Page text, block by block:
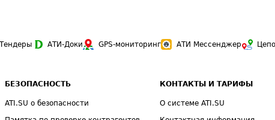
Тендеры АТИ-Доки GPS-мониторинг АТИ Мессенджер
БЕЗОПАСНОСТЬ
ATI.SU о безопасности
КОНТАКТЫ И ТАРИФЫ
О системе ATI.SU